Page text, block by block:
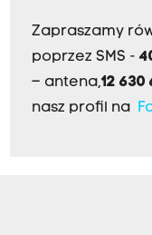
Zapraszamy
poprzez SMS -
– antena,12 630
nasz profil na